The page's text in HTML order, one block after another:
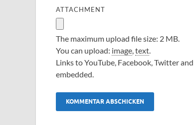
ATTACHMENT
The maximum upload file size: 2 MB.
You can upload: image text
Links to YouTube, Facebook, Twitter
embedded.